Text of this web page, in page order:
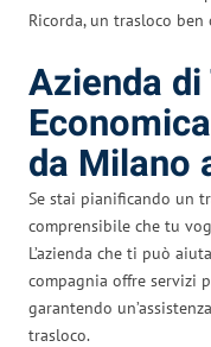
Ricorda, un trasloco
Azienda
da Milano
Se stai pianificando un
comprensibile che tu
L’azienda che ti può
compagnia offre servizi
garantendo
trasloco.